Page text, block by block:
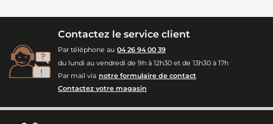
Contactez le service client
Par téléphone au 04 26 94 00 39
du lundi au vendredi de 9h à 12h30 et de 13h30 à 17h
Par mail via notre formulaire de contact
Contactez votre magasin